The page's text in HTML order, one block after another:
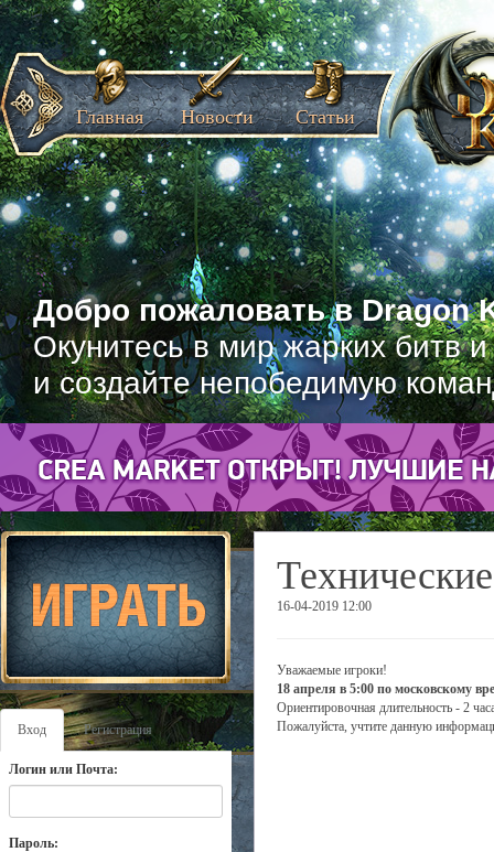
Добро пожаловать в Dragon
Окунитесь в мир жарких битв
и создайте непобедимую
Главная Новости Статьи
Вход Регистрация
Логин или Почта:
Пароль:
16-04-2019 12:00
Уважаемые игроки!
18 апреля в 5:00 по московскому
Ориентировочная длительность - 2
Пожалуйста, учтите данную